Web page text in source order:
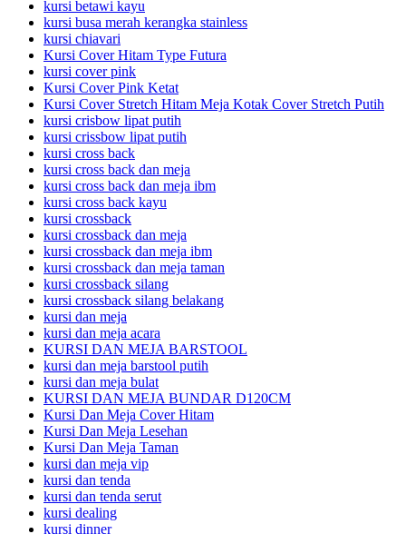
kursi betawi kayu
kursi busa merah kerangka stainless
kursi chiavari
Kursi Cover Hitam Type Futura
kursi cover pink
Kursi Cover Pink Ketat
Kursi Cover Stretch Hitam Meja Kotak Cover Stretch Putih
kursi crisbow lipat putih
kursi crissbow lipat putih
kursi cross back
kursi cross back dan meja
kursi cross back dan meja ibm
kursi cross back kayu
kursi crossback
kursi crossback dan meja
kursi crossback dan meja ibm
kursi crossback dan meja taman
kursi crossback silang
kursi crossback silang belakang
kursi dan meja
kursi dan meja acara
KURSI DAN MEJA BARSTOOL
kursi dan meja barstool putih
kursi dan meja bulat
KURSI DAN MEJA BUNDAR D120CM
Kursi Dan Meja Cover Hitam
Kursi Dan Meja Lesehan
Kursi Dan Meja Taman
kursi dan meja vip
kursi dan tenda
kursi dan tenda serut
kursi dealing
kursi dinner